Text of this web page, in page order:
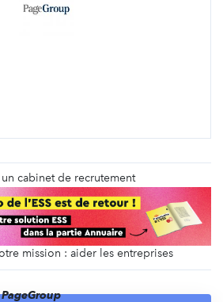
un cabinet de recrutement
de 40 ans dans le
en intérim, en management de
du recrutement de dirigeants et
en France et à
mission : aider les entreprises